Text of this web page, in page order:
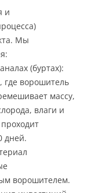
и
Мы
(буртах):
где ворошитель
массу,
влаги и
дней.
ворошителем.